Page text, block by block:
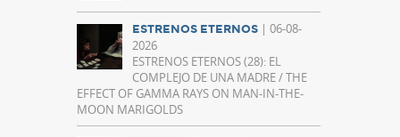
ESTRENOS ETERNOS | 06-08-
2026
ESTRENOS ETERNOS (28): EL
COMPLEJO DE UNA MADRE / THE
EFFECT OF GAMMA RAYS ON MAN-IN-THE-
MOON MARIGOLDS